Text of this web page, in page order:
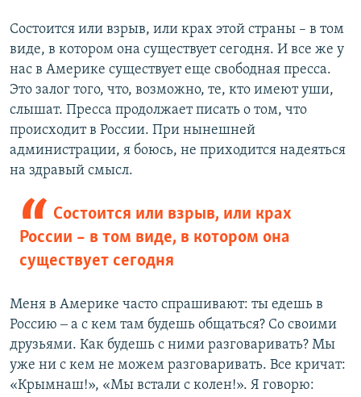
Состоится или взрыв, или крах этой страны – в том
виде, в котором она существует сегодня. И все же у
нас в Америке существует еще свободная пресса.
Это залог того, что, возможно, те, кто имеют уши,
слышат. Пресса продолжает писать о том, что
происходит в России. При нынешней
администрации, я боюсь, не приходится надеяться
на здравый смысл.
Состоится или взрыв, или крах
России – в том виде, в котором она
существует сегодня
Меня в Америке часто спрашивают: ты едешь в
Россию ‒ а с кем там будешь общаться? Со своими
друзьями. Как будешь с ними разговаривать? Мы
уже ни с кем не можем разговаривать. Все кричат:
«Крымнаш!», «Мы встали с колен!». Я говорю: